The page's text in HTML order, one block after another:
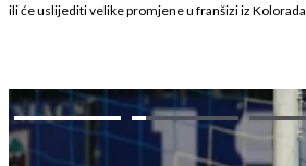
ili će uslijediti velike promjene u franšizi iz Kolorada.